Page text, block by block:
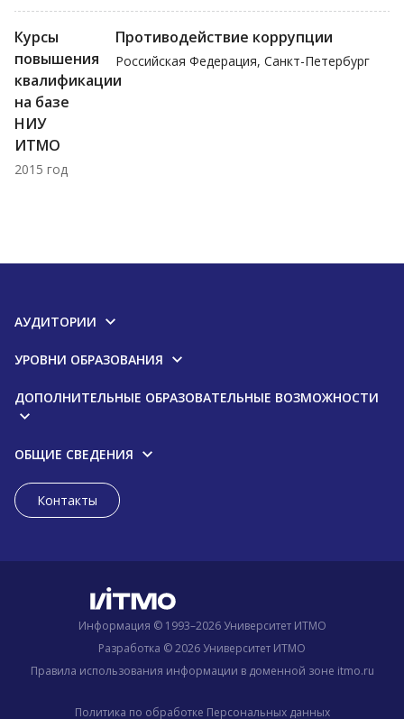
Курсы
повышения
квалификации
на базе
НИУ
ИТМО
2015 год
Противодействие коррупции
Российская Федерация, Санкт-Петербург
АУДИТОРИИ
УРОВНИ ОБРАЗОВАНИЯ
ДОПОЛНИТЕЛЬНЫЕ ОБРАЗОВАТЕЛЬНЫЕ ВОЗМОЖНОСТИ
ОБЩИЕ СВЕДЕНИЯ
Контакты
Информация © 1993–2026 Университет ИТМО
Разработка © 2026 Университет ИТМО
Правила использования информации в доменной зоне itmo.ru
Политика по обработке Персональных данных